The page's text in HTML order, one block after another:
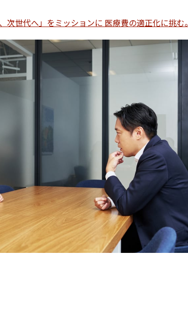
次世代へ」をミッションに 医療費の適正化に挑む。